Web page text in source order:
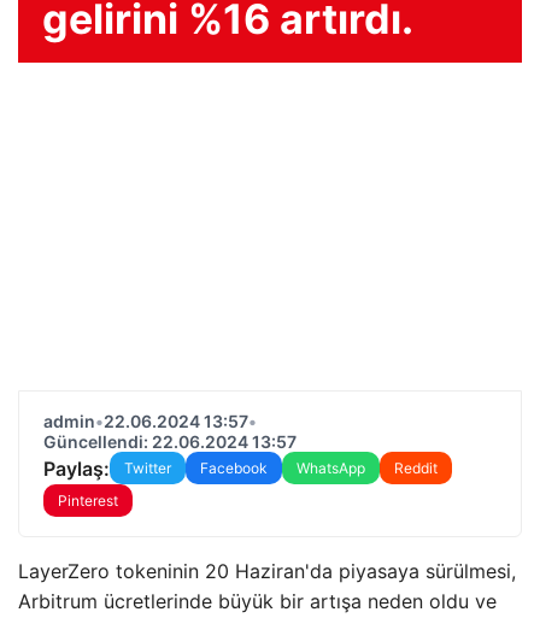
gelirini %16 artırdı.
admin•22.06.2024 13:57•
Güncellendi: 22.06.2024 13:57
Paylaş: Twitter Facebook WhatsApp
Reddit
Pinterest
LayerZero tokeninin 20 Haziran'da piyasaya sürülmesi,
Arbitrum ücretlerinde büyük bir artışa neden oldu ve